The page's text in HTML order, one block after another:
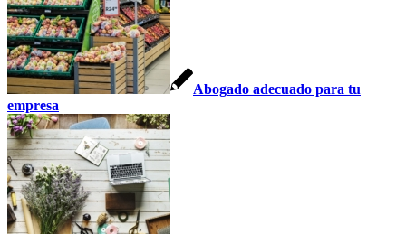
Abogado adecuado para tu
empresa